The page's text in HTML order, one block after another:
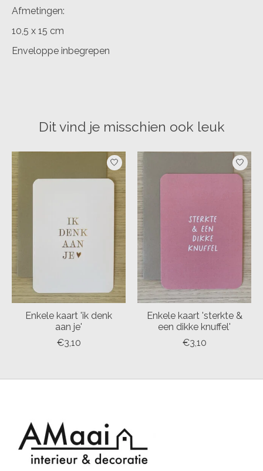
Afmetingen:
10,5 x 15 cm
Enveloppe inbegrepen
Dit vind je misschien ook leuk
Items van productcarrousel
Enkele kaart 'ik denk
aan je'
€3,10
Enkele kaart 'sterkte &
een dikke knuffel'
€3,10